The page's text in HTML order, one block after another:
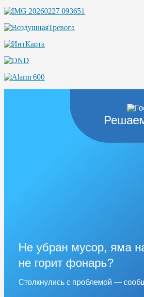
Не убран мусор, яма
не горит фонарь?
Столкнулись с проблемой —